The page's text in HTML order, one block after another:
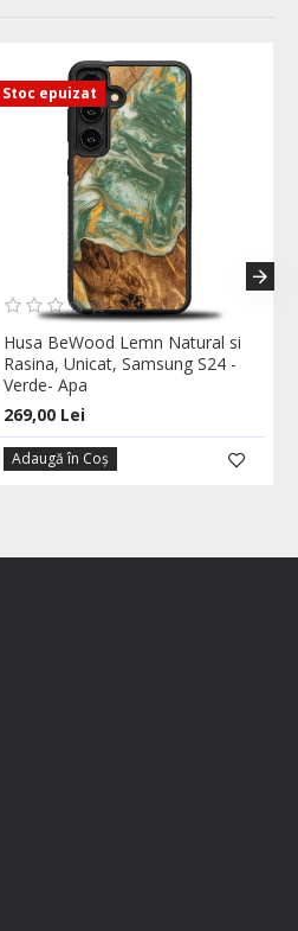
Stoc epuizat
Husa BeWood Lemn Natural si
Rasina, Unicat, Samsung S24 -
Verde- Apa
269,00 Lei
Adaugă în Coş